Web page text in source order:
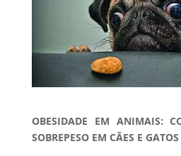
OBESIDADE EM ANIMAIS:
SOBREPESO EM CÃES E GATOS